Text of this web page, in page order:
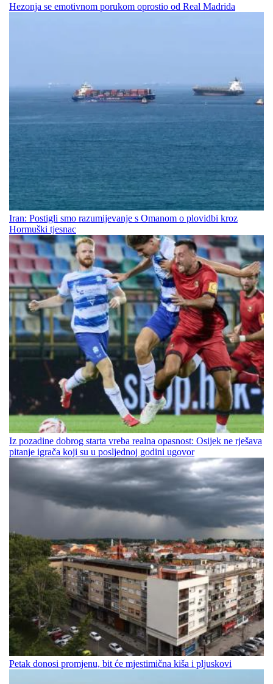
Hezonja se emotivnom porukom oprostio od Real Madrida
Iran: Postigli smo razumijevanje s Omanom o plovidbi kroz
Hormuški tjesnac
Iz pozadine dobrog starta vreba realna opasnost: Osijek ne rješava
pitanje igrača koji su u posljednoj godini ugovor
Petak donosi promjenu, bit će mjestimična kiša i pljuskovi